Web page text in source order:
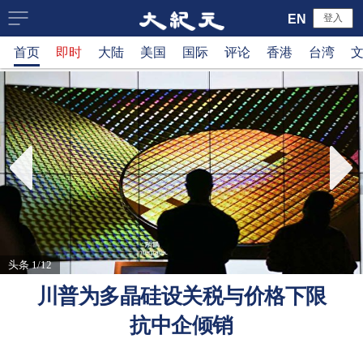
大
纪
元
新
闻
网
登入
EN
首页 即时 大陆 美国 国际 评论 香港 台湾
头条 1/12
川普为多晶硅设关税与价格下限
抗中企倾销